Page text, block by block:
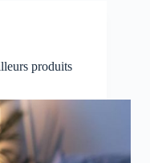
produits